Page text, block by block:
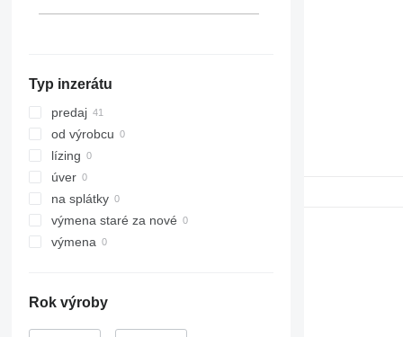
416
E-series
JS 330
JS 360
JS 370
JS 460
Typ inzerátu
predaj
od výrobcu
lízing
úver
na splátky
výmena staré za nové
výmena
Rok výroby